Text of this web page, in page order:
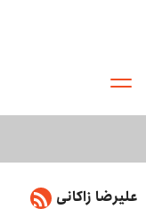
علیرضا زاکانی